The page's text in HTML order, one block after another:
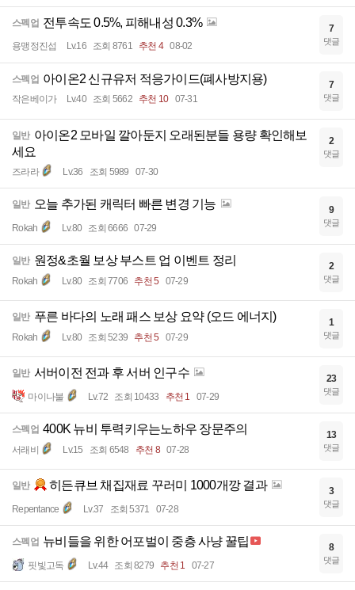
스펙업 전투속도 0.5%, 피해내성 0.3%
용맹정진섭 Lv.16 조회 8761 추천 4 08-02
7
댓글
스펙업 아이온2 신규유저 적응가이드(폐사방지용)
작은베이가 Lv.40 조회 5662 추천 10 07-31
7
댓글
일반 아이온2 모바일 깔아둔지 오래된분들 용량 확인해보
세요
즈라라 Lv.36 조회 5989 07-30
2
댓글
일반 오늘 추가된 캐릭터 빠른 변경 기능
Rokah Lv.80 조회 6666 07-29
9
댓글
일반 원정&초월 보상 부스트 업 이벤트 정리
Rokah Lv.80 조회 7706 추천 5 07-29
2
댓글
일반 푸른 바다의 노래 패스 보상 요약 (오드 에너지)
Rokah Lv.80 조회 5239 추천 5 07-29
1
댓글
일반 서버이전 전과 후 서버 인구수
마이나불 Lv.72 조회 10433 추천 1 07-29
23
댓글
스펙업 400K 뉴비 투력키우는노하우 장문주의
서래비 Lv.15 조회 6548 추천 8 07-28
13
댓글
일반 히든큐브 채집재료 꾸러미 1000개깡 결과
Repentance Lv.37 조회 5371 07-28
3
댓글
스펙업 뉴비들을 위한 어포벌이 중층 사냥 꿀팁
핏빛고독 Lv.44 조회 8279 추천 1 07-27
8
댓글